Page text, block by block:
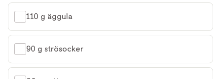
110 g äggula
90 g strösocker